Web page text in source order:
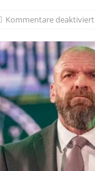
Kommentare deaktiviert